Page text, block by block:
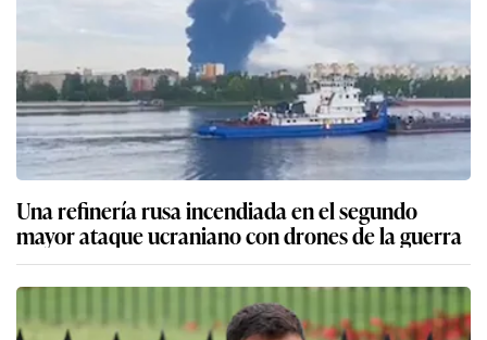
Una refinería rusa incendiada en el segundo
mayor ataque ucraniano con drones de la guerra